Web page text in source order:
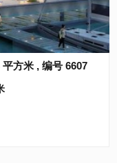
方米 , 编号 6607